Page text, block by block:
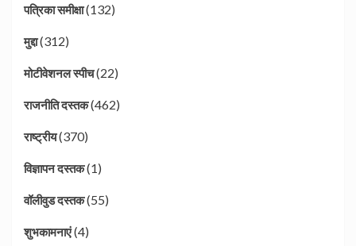
पत्रिका समीक्षा(132)
मुद्दा(312)
मोटीवेशनल स्पीच(22)
राजनीति दस्तक(462)
राष्ट्रीय(370)
विज्ञापन दस्तक(1)
वॉलीवुड दस्तक(55)
शुभकामनाएं(4)